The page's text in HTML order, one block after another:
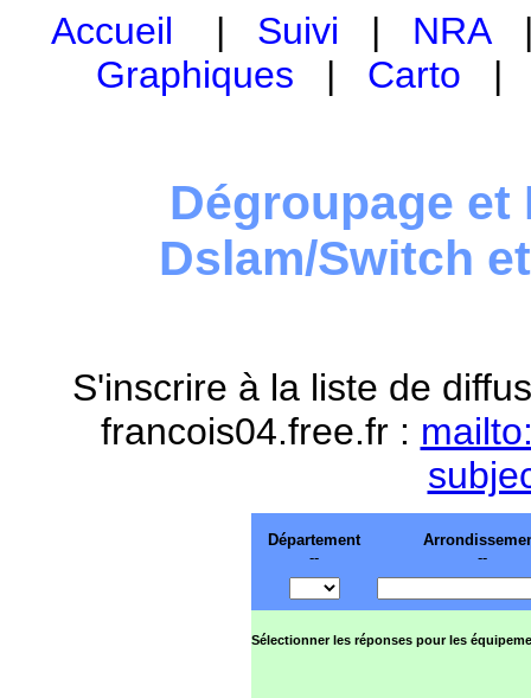
Accueil | Suivi | NRA
Graphiques | Carto
Dégroupage et
Dslam/Switch
S'inscrire à la liste de
francois04.free.fr :
Département
--
--
Sélectionner les réponses pour les